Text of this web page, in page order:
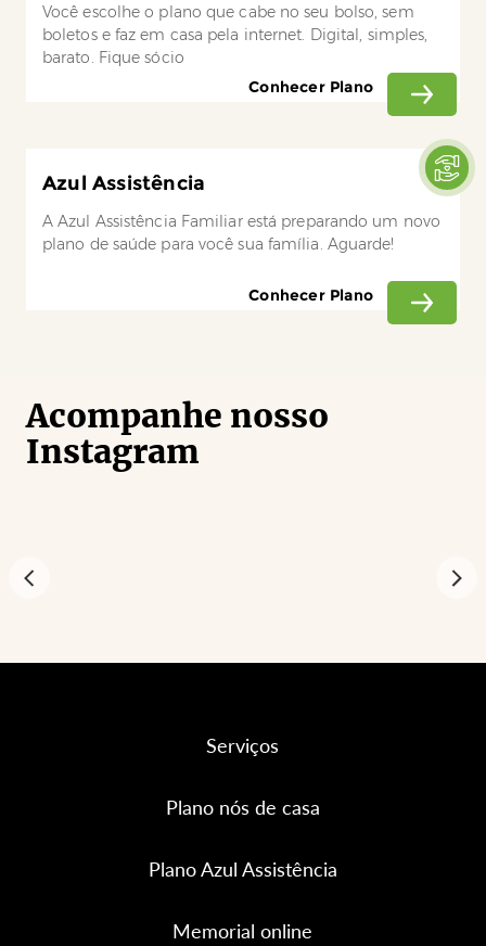
Você escolhe o plano que cabe no seu bolso, sem
boletos e faz em casa pela internet. Digital, simples,
barato. Fique sócio
Conhecer Plano
Azul Assistência
A Azul Assistência Familiar está preparando um novo
plano de saúde para você sua família. Aguarde!
Conhecer Plano
Acompanhe nosso
Instagram
Serviços
Plano nós de casa
Plano Azul Assistência
Memorial online